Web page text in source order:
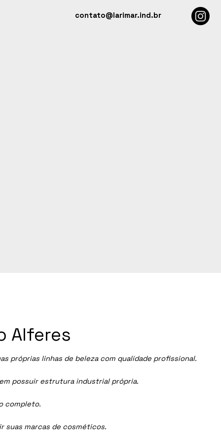
contato@larimar.ind.br
próprias linhas de beleza com qualidade profissional.
possuir estrutura industrial própria.
completo.
suas marcas de cosméticos.
Alferes